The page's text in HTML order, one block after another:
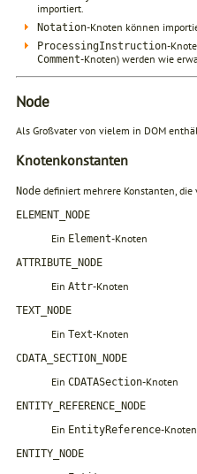
importiert.
Notation-Knoten können
ProcessingInstruction-
Comment-Knoten) werden wie
Node
Als Großvater von vielem in DOM
Knotenkonstanten
Node definiert mehrere Konstanten,
ELEMENT_NODE
Ein Element-Knoten
ATTRIBUTE_NODE
Ein Attr-Knoten
TEXT_NODE
Ein Text-Knoten
CDATA_SECTION_NODE
Ein CDATASection-Knoten
ENTITY_REFERENCE_NODE
Ein EntityReference-Knoten
ENTITY_NODE